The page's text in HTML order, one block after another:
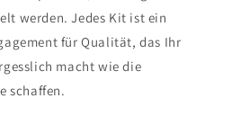
werden. Jedes Kit ist ein
für Qualität, das Ihr
macht wie die
schaffen.